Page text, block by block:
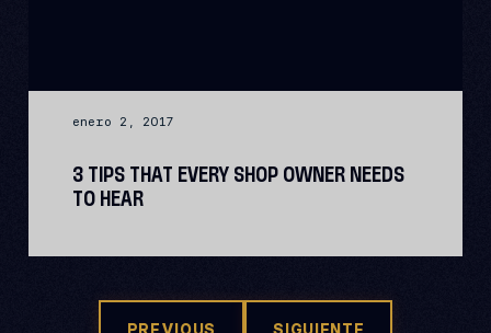
enero 2, 2017
3 TIPS THAT EVERY SHOP OWNER NEEDS
TO HEAR